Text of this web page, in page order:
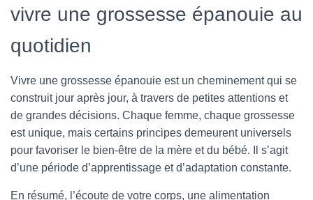
vivre une grossesse épanouie au
quotidien
Vivre une grossesse épanouie est un cheminement qui se
construit jour après jour, à travers de petites attentions et
de grandes décisions. Chaque femme, chaque grossesse
est unique, mais certains principes demeurent universels
pour favoriser le bien-être de la mère et du bébé. Il s’agit
d’une période d’apprentissage et d’adaptation constante.
En résumé, l’écoute de votre corps, une alimentation